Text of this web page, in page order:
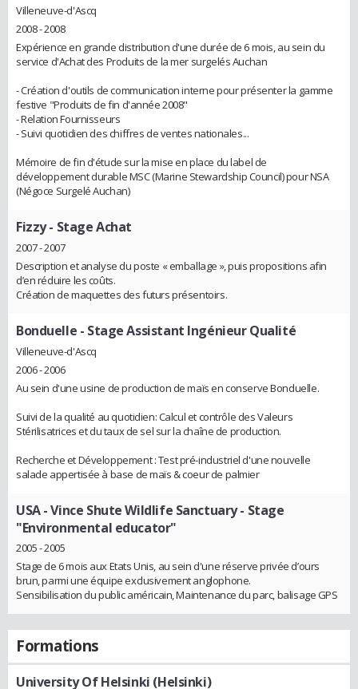
Villeneuve-d'Ascq
2008 - 2008
Expérience en grande distribution d'une durée de 6 mois, au sein du
service d'Achat des Produits de la mer surgelés Auchan
- Création d'outils de communication interne pour présenter la gamme
festive "Produits de fin d'année 2008"
- Relation Fournisseurs
- Suivi quotidien des chiffres de ventes nationales...
Mémoire de fin d'étude sur la mise en place du label de
développement durable MSC (Marine Stewardship Council) pour NSA
(Négoce Surgelé Auchan)
Fizzy- Stage Achat
2007 - 2007
Description et analyse du poste « emballage », puis propositions afin
d’en réduire les coûts.
Création de maquettes des futurs présentoirs.
Bonduelle - Stage Assistant Ingénieur Qualité
Villeneuve-d'Ascq
2006 - 2006
Au sein d'une usine de production de maïs en conserve Bonduelle.
Suivi de la qualité au quotidien: Calcul et contrôle des Valeurs
Stérilisatrices et du taux de sel sur la chaîne de production.
Recherche et Développement : Test pré-industriel d'une nouvelle
salade appertisée à base de maïs & coeur de palmier
USA - Vince Shute Wildlife Sanctuary- Stage
"Environmental educator"
2005 - 2005
Stage de 6 mois aux Etats Unis, au sein d'une réserve privée d’ours
brun, parmi une équipe exclusivement anglophone.
Sensibilisation du public américain, Maintenance du parc, balisage GPS
Formations
University Of Helsinki (Helsinki)